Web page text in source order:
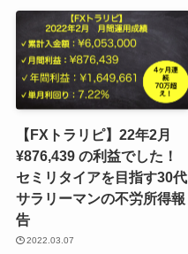
【FXトラリピ】22年2月
¥876,439 の利益でした！
セミリタイアを目指す30代
サラリーマンの不労所得報
告
2022.03.07